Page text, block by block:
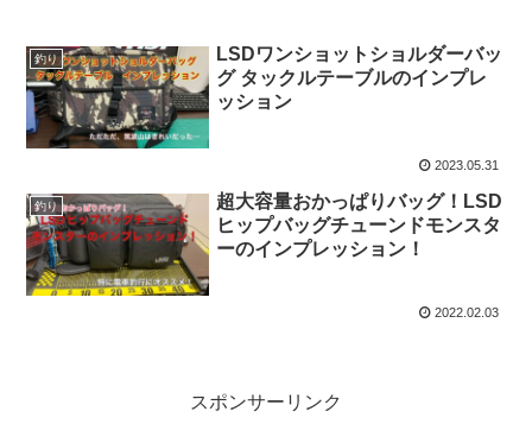
釣り
LSDワンショットショルダーバッ
グ タックルテーブルのインプレ
ッション
2023.05.31
釣り
超大容量おかっぱりバッグ！LSD
ヒップバッグチューンドモンスタ
ーのインプレッション！
2022.02.03
スポンサーリンク